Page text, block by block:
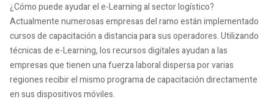
¿Cómo puede ayudar el e-Learning al sector logístico?
Actualmente numerosas empresas del ramo están implementado
cursos de capacitación a distancia para sus operadores. Utilizando
técnicas de e-Learning, los recursos digitales ayudan a las
empresas que tienen una fuerza laboral dispersa por varias
regiones recibir el mismo programa de capacitación directamente
en sus dispositivos móviles.